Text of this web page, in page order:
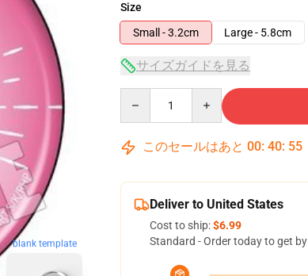
blank template
Size
Small - 3.2cm
Large - 5.8cm
サイズガイドを見る
このセールはあと 00: 40: 54
Deliver to United States
Cost to ship:$6.99
Standard - Order today to get by